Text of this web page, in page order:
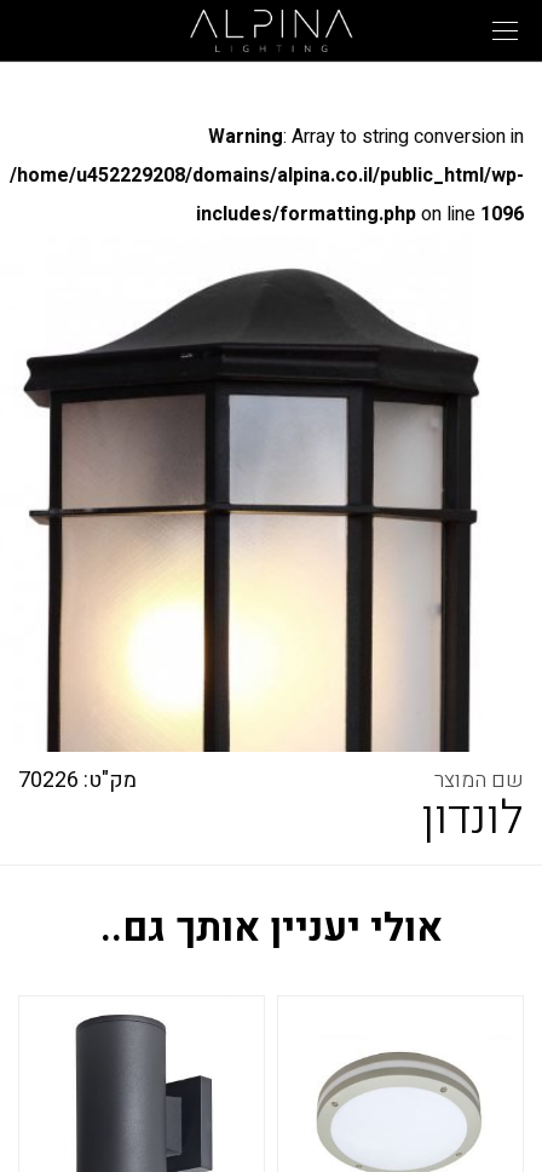
Warning: Array to string conversion in
/home/u452229208/domains/alpina.co.il/public_html/wp-
includes/formatting.phpon line 1096
Warning
: Array to string conversion in
/home/u452229208/domains/alpina.co.il/public_html/wp-
includes/formatting.php
on line
לונדון
מק"ט: 70226
אולי יעניין אותך גם..